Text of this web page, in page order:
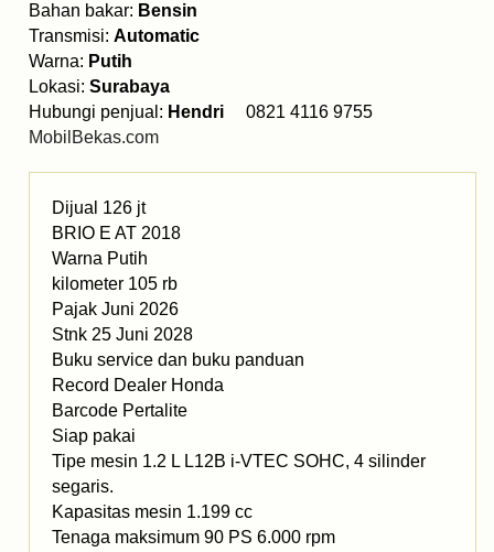
Bahan bakar: Bensin
Transmisi: Automatic
Warna: Putih
Lokasi: Surabaya
Hubungi penjual: Hendri 0821 4116 9755
MobilBekas.com
Dijual 126 jt
BRIO E AT 2018
Warna Putih
kilometer 105 rb
Pajak Juni 2026
Stnk 25 Juni 2028
Buku service dan buku panduan
Record Dealer Honda
Barcode Pertalite
Siap pakai
Tipe mesin 1.2 L L12B i-VTEC SOHC, 4 silinder
segaris.
Kapasitas mesin 1.199 cc
Tenaga maksimum 90 PS 6.000 rpm